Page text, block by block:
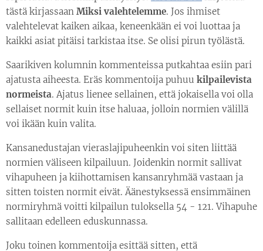
tästä kirjassaan Miksi valehtelemme. Jos ihmiset
valehtelevat kaiken aikaa, keneenkään ei voi luottaa ja
kaikki asiat pitäisi tarkistaa itse. Se olisi pirun työlästä.
Saarikiven kolumnin kommenteissa putkahtaa esiin pari
ajatusta aiheesta. Eräs kommentoija puhuu kilpailevista
normeista. Ajatus lienee sellainen, että jokaisella voi olla
sellaiset normit kuin itse haluaa, jolloin normien välillä
voi ikään kuin valita.
Kansanedustajan vieraslajipuheenkin voi siten liittää
normien väliseen kilpailuun. Joidenkin normit sallivat
vihapuheen ja kiihottamisen kansanryhmää vastaan ja
sitten toisten normit eivät. Äänestyksessä ensimmäinen
normiryhmä voitti kilpailun tuloksella 54 - 121. Vihapuhe
sallitaan edelleen eduskunnassa.
Joku toinen kommentoija esittää sitten, että